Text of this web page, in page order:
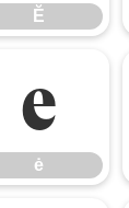
Ĕ
ė
ė